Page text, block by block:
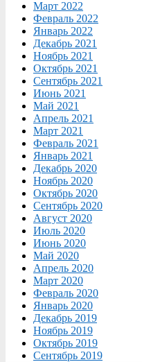
Март 2022
Февраль 2022
Январь 2022
Декабрь 2021
Ноябрь 2021
Октябрь 2021
Сентябрь 2021
Июнь 2021
Май 2021
Апрель 2021
Март 2021
Февраль 2021
Январь 2021
Декабрь 2020
Ноябрь 2020
Октябрь 2020
Сентябрь 2020
Август 2020
Июль 2020
Июнь 2020
Май 2020
Апрель 2020
Март 2020
Февраль 2020
Январь 2020
Декабрь 2019
Ноябрь 2019
Октябрь 2019
Сентябрь 2019